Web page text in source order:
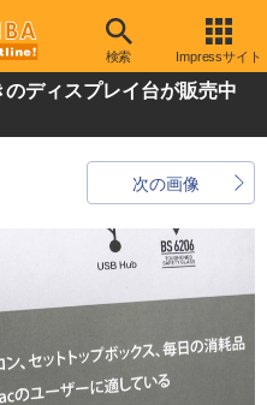
検索 Impressサイト
ディスプレイ台が販売中
次の画像